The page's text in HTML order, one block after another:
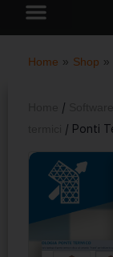
Home » Shop »
/
/ Ponti